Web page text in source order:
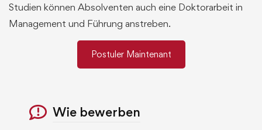
Studien können Absolventen auch eine Doktorarbeit in
Management und Führung anstreben.
Postuler Maintenant
Wie bewerben